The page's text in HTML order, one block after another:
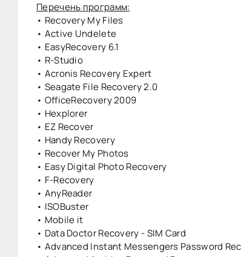
Перечень программ:
• Recovery My Files
• Active Undelete
• EasyRecovery 6.1
• R-Studio
• Acronis Recovery Expert
• Seagate File Recovery 2.0
• OfficeRecovery 2009
• Hexplorer
• EZ Recover
• Handy Recovery
• Recover My Photos
• Easy Digital Photo Recovery
• F-Recovery
• AnyReader
• ISOBuster
• Mobile it
• Data Doctor Recovery - SIM Card
• Advanced Instant Messengers Password